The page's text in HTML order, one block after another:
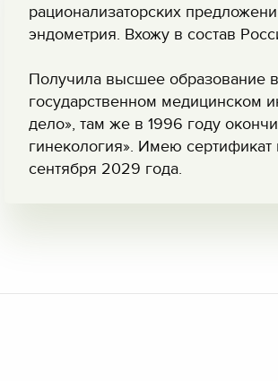
рационализаторских
эндометрия. Вхожу в состав
Получила высшее образование
государственном медицинском
дело», там же в 1996 году
гинекология». Имею
сентября 2029 года.